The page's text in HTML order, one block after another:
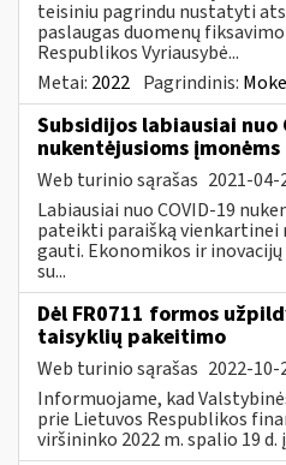
teisiniu pagrindu nustatyti
paslaugas duomenų
Respublikos Vyriausybė...
Metai: 2022 Pagrindinis:
Subsidijos labiausiai nuo
nukentėjusioms įmonėms
Web turinio sąrašas 2021-04-
Labiausiai nuo COVID-19
pateikti paraišką vienkartinei
gauti. Ekonomikos ir
su...
Dėl FR0711 formos
taisyklių pakeitimo
Web turinio sąrašas 2022-10-
Informuojame, kad
prie Lietuvos Respublikos
viršininko 2022 m. spalio 19 d.